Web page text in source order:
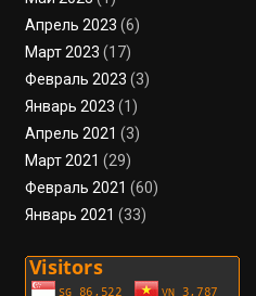
Апрель 2023 (6)
Март 2023 (17)
Февраль 2023 (3)
Январь 2023 (1)
Апрель 2021 (3)
Март 2021 (29)
Февраль 2021 (60)
Январь 2021 (33)